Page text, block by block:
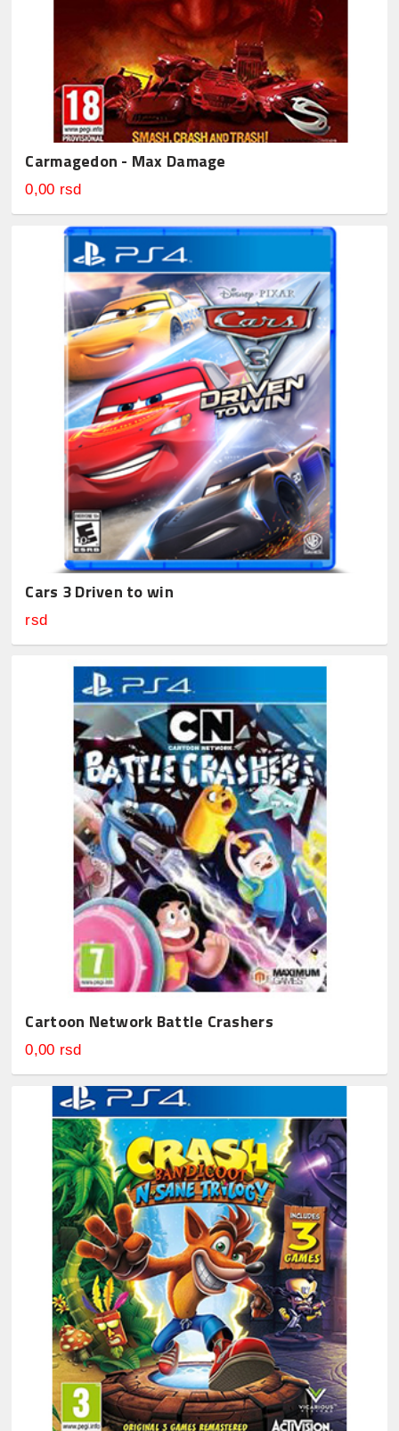
Carmagedon - Max Damage
0,00 rsd
Cars 3 Driven to win
rsd
Cartoon Network Battle Crashers
0,00 rsd